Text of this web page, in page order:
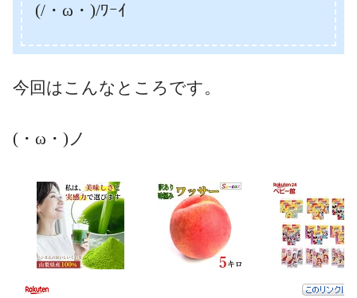
(/・ω・)/ﾜｰｲ
今回はこんなところです。
(・ω・)ノ